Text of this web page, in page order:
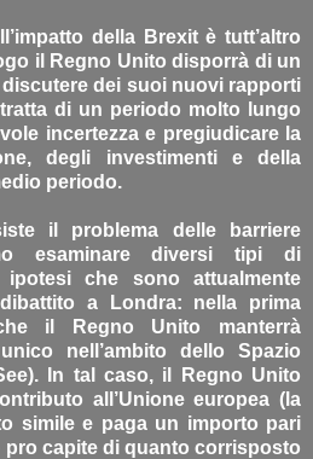
della Brexit è tutt’altro
il Regno Unito disporrà di un
dei suoi nuovi rapporti
di un periodo molto lungo
incertezza e pregiudicare la
degli investimenti e della
periodo.
il problema delle barriere
esaminare diversi tipi di
che sono attualmente
a Londra: nella prima
il Regno Unito manterrà
nell’ambito dello Spazio
In tal caso, il Regno Unito
all’Unione europea (la
simile e paga un importo pari
pro capite di quanto corrisposto